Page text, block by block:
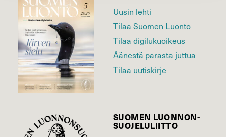
Uusin lehti
Tilaa Suomen Luonto
Tilaa digilukuoikeus
Äänestä parasta juttua
Tilaa uutiskirje
SUOMEN LUONNON­
SUOJELU­LIITTO